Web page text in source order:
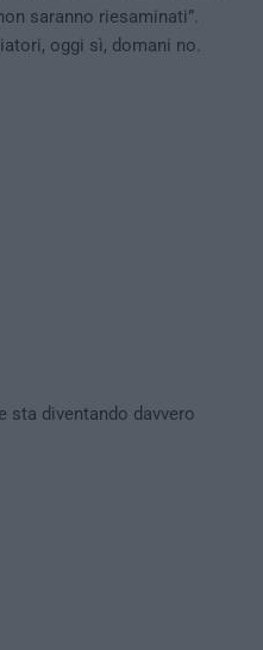
saranno riesaminati”.
oggi sì, domani no.
sta diventando davvero